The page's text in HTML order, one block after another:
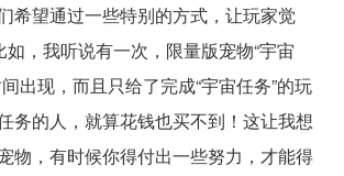
希望通过一些特别的方式，让玩家觉
如，我听说有一次，限量版宠物“宇宙
出现，而且只给了完成“宇宙任务”的玩
务的人，就算花钱也买不到！这让我想
物，有时候你得付出一些努力，才能得